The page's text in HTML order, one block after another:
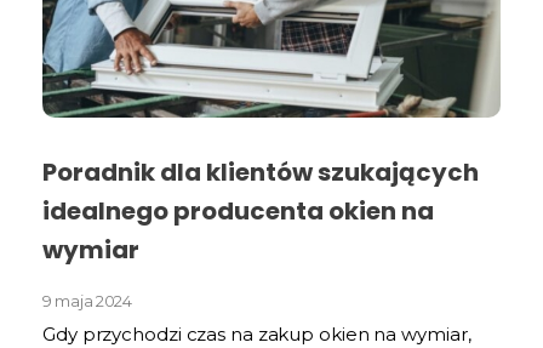
Poradnik dla klientów szukających
idealnego producenta okien na
wymiar
9 maja 2024
Gdy przychodzi czas na zakup okien na wymiar,